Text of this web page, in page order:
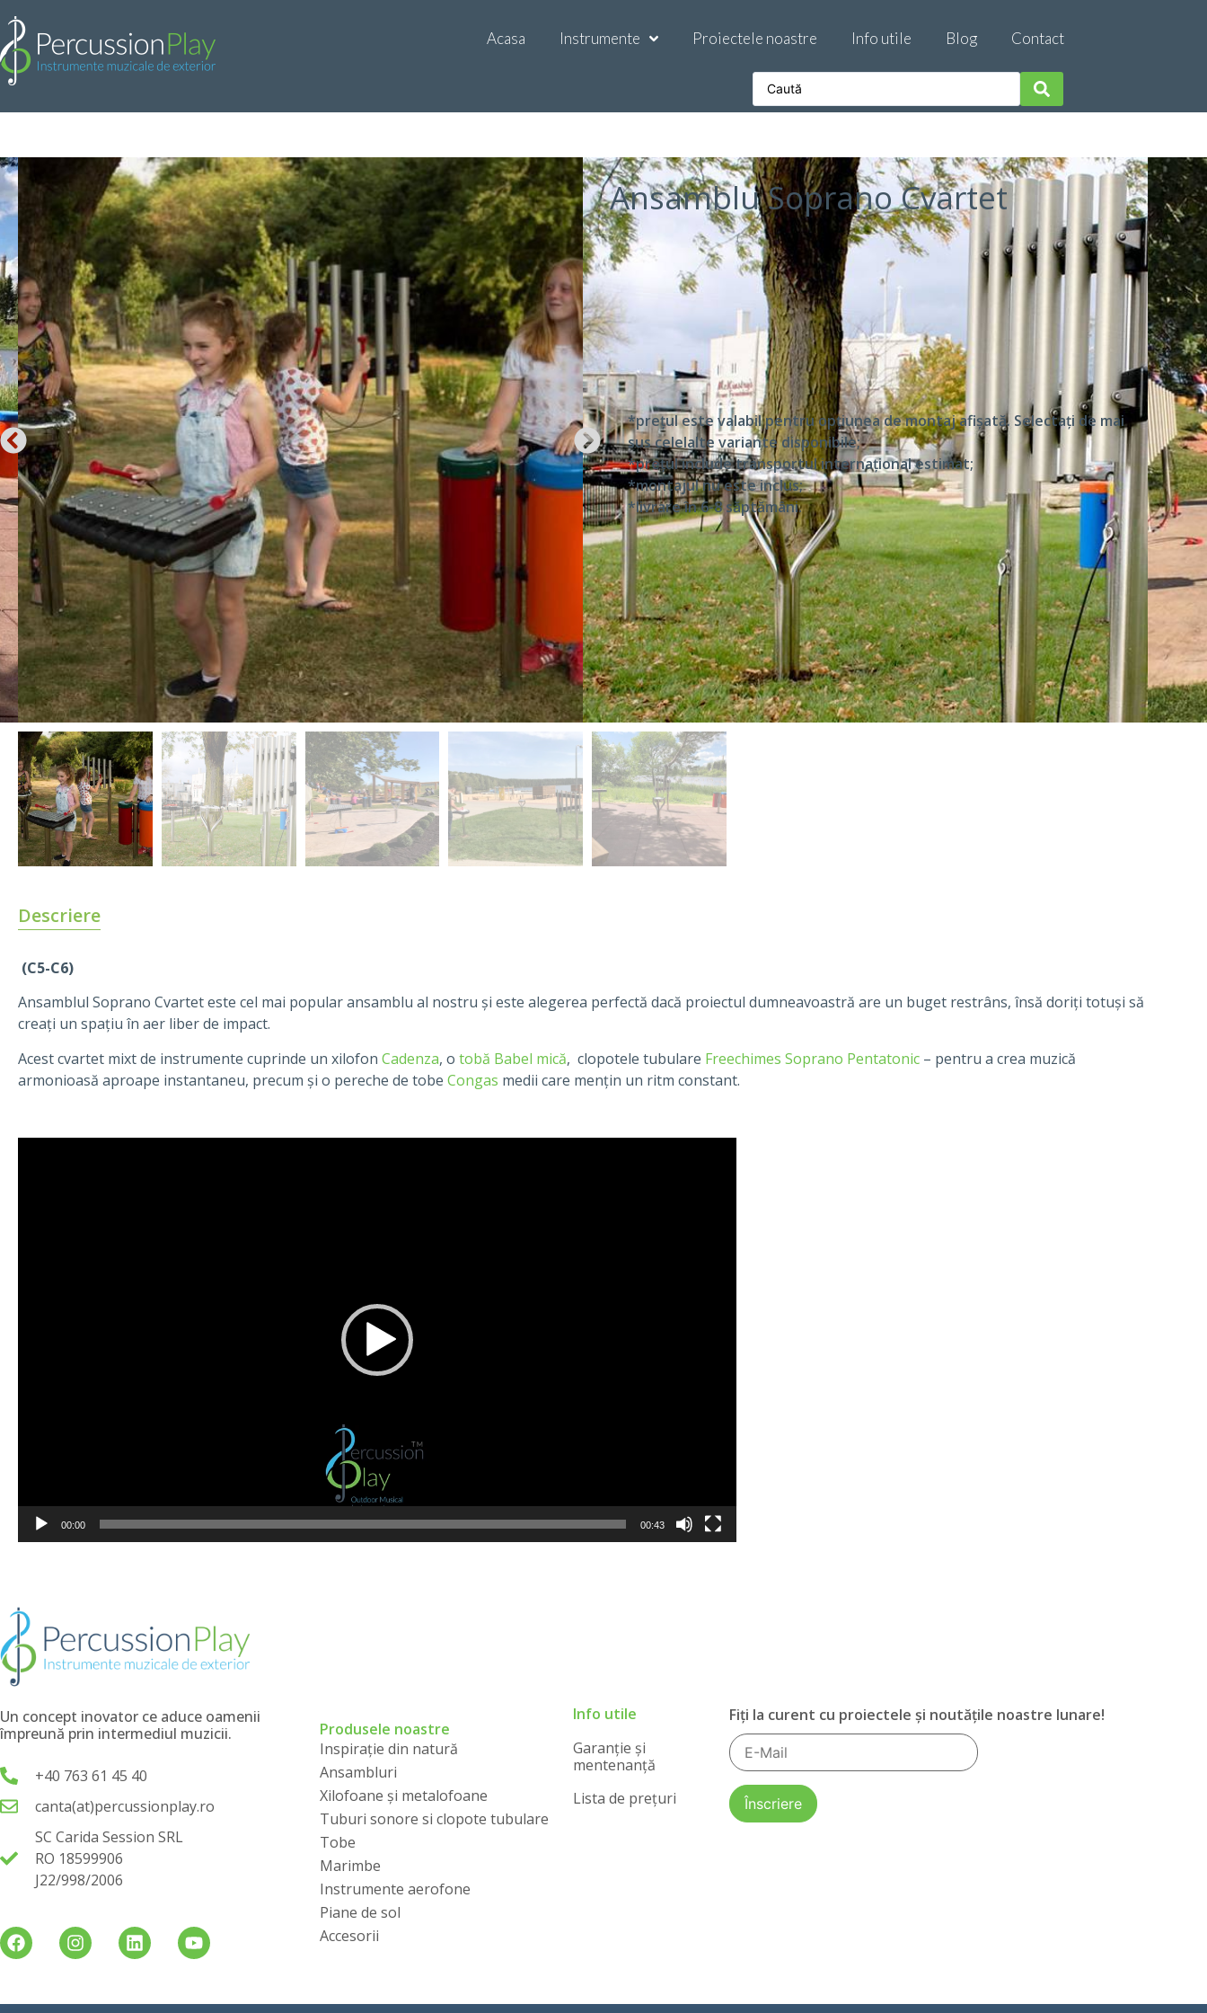
Acasa Instrumente Proiectele noastre Info utile Blog Contact
Ansamblu Soprano Cvartet
Mod instalare
6.434
Vreau să aflu mai multe
*prețul este valabil pentru opțiunea de montaj afișată. Selectați de mai
sus celelalte variante disponibile;
*prețul include transportul internațional estimat;​
*montajul nu este inclus;​
*livrare în 6-8 săptămâni.
Toate instrumentele sună excelent împreună;
Reglaj pentatonic – Nu poți greși notele!
Liant de comunicare multigenerațională;
Excelent pentru proiecte pentru persoane cu dizabilități;
Adecvat pentru locuri de joacă incluzive.
Descriere
(C5-C6)
Ansamblul Soprano Cvartet este cel mai popular ansamblu al nostru și este alegerea perfectă dacă proiectul dumneavoastră are un buget restrâns, însă doriți totuși să
creați un spațiu în aer liber de impact.
Acest cvartet mixt de instrumente cuprinde un xilofon Cadenza, o tobă Babel mică, clopotele tubulare Freechimes Soprano Pentatonic – pentru a crea muzică
armonioasă aproape instantaneu, precum și o pereche de tobe Congas medii care mențin un ritm constant.
00:00 00:43
Un concept inovator ce aduce oamenii
împreună prin intermediul muzicii.
+40 763 61 45 40
canta(at)percussionplay.ro
SC Carida Session SRL
RO 18599906
J22/998/2006
Produsele noastre
Inspirație din natură
Ansambluri
Xilofoane și metalofoane
Tuburi sonore si clopote tubulare
Tobe
Marimbe
Instrumente aerofone
Piane de sol
Accesorii
Info utile
Garanție și
mentenanță
Lista de prețuri
Fiți la curent cu proiectele și noutățile noastre lunare!